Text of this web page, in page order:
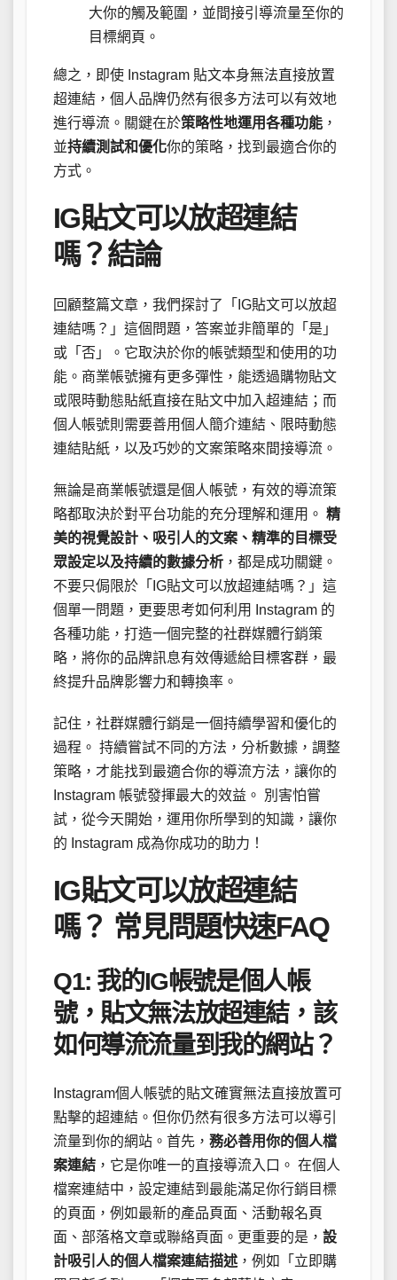
大你的觸及範圍，並間接引導流量至你的
目標網頁。
總之，即使 Instagram 貼文本身無法直接放置
超連結，個人品牌仍然有很多方法可以有效地
進行導流。關鍵在於策略性地運用各種功能 ，
並持續測試和優化你的策略，找到最適合你的
方式。
IG貼文可以放超連結
嗎？結論
回顧整篇文章，我們探討了「IG貼文可以放超
連結嗎？」這個問題，答案並非簡單的「是」
或「否」。它取決於你的帳號類型和使用的功
能。商業帳號擁有更多彈性，能透過購物貼文
或限時動態貼紙直接在貼文中加入超連結；而
個人帳號則需要善用個人簡介連結、限時動態
連結貼紙，以及巧妙的文案策略來間接導流。
無論是商業帳號還是個人帳號，有效的導流策
略都取決於對平台功能的充分理解和運用。 精
美的視覺設計、吸引人的文案、精準的目標受
眾設定以及持續的數據分析 ，都是成功關鍵。
不要只侷限於「IG貼文可以放超連結嗎？」這
個單一問題，更要思考如何利用 Instagram 的
各種功能，打造一個完整的社群媒體行銷策
略，將你的品牌訊息有效傳遞給目標客群，最
終提升品牌影響力和轉換率。
記住，社群媒體行銷是一個持續學習和優化的
過程。 持續嘗試不同的方法，分析數據，調整
策略，才能找到最適合你的導流方法，讓你的
Instagram 帳號發揮最大的效益。 別害怕嘗
試，從今天開始，運用你所學到的知識，讓你
的 Instagram 成為你成功的助力！
IG貼文可以放超連結
嗎？ 常見問題快速FAQ
Q1: 我的IG帳號是個人帳
號，貼文無法放超連結，該
如何導流流量到我的網站？
Instagram個人帳號的貼文確實無法直接放置可
點擊的超連結。但你仍然有很多方法可以導引
流量到你的網站。首先， 務必善用你的個人檔
案連結 ，它是你唯一的直接導流入口。 在個人
檔案連結中，設定連結到最能滿足你行銷目標
的頁面，例如最新的產品頁面、活動報名頁
面、部落格文章或聯絡頁面。更重要的是， 設
計吸引人的個人檔案連結描述 ，例如「立即購